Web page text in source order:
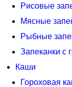
Рисовые
Мясные
Рыбные
Запеканки с
Каши
Гороховая